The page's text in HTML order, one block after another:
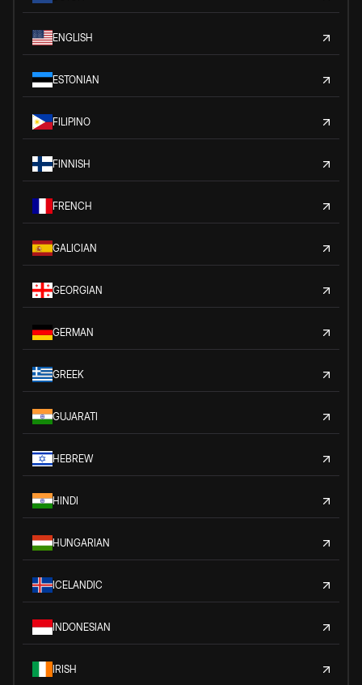
ENGLISH
ESTONIAN
FILIPINO
FINNISH
FRENCH
GALICIAN
GEORGIAN
GERMAN
GREEK
GUJARATI
HEBREW
HINDI
HUNGARIAN
ICELANDIC
INDONESIAN
IRISH